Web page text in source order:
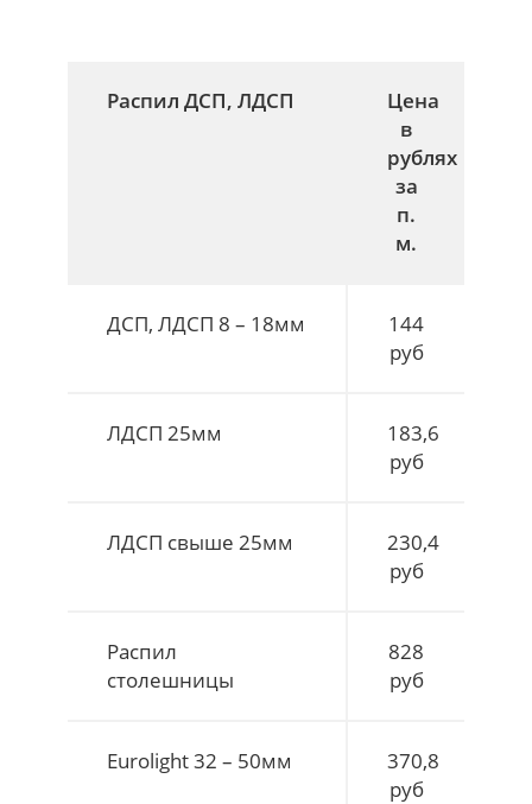
Распил ДСП, ЛДСП
Цена
в
рублях
за
п.
м.
ДСП, ЛДСП 8 – 18мм
144
руб
ЛДСП 25мм
183,6
руб
ЛДСП свыше 25мм
230,4
руб
Распил
столешницы
828
руб
Eurolight 32 – 50мм
370,8
руб